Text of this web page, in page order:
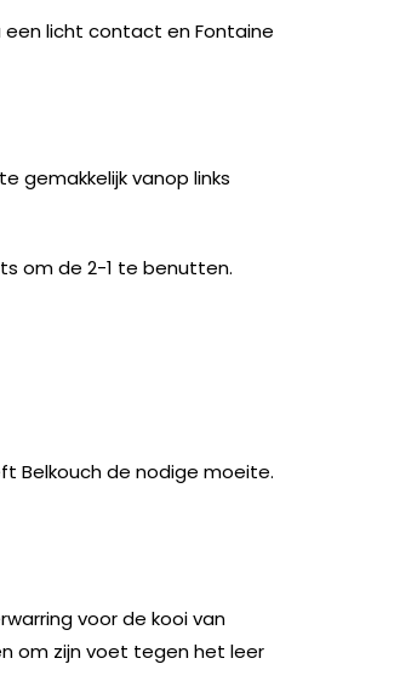
licht contact en Fontaine
gemakkelijk vanop links
om de 2-1 te benutten.
Belkouch de nodige moeite.
voor de kooi van
om zijn voet tegen het leer